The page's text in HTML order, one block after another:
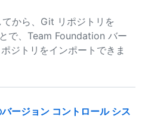
から、Git リポジトリを
で、Team Foundation バー
ジトリをインポートできま
ージョン コントロール シス